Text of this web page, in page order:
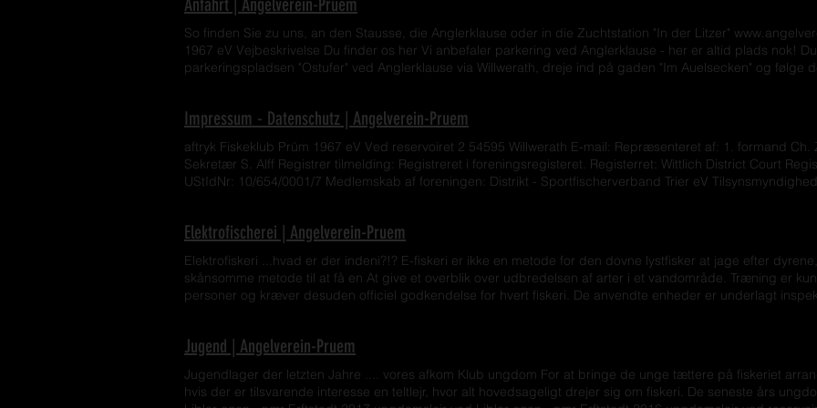
muligheder, som fiskeklubben Prüm 1967 eV tilbyder dig som lystfisker og naturelsker.
Anfahrt | Angelverein-Pruem
So finden Sie zu uns, an den Stausse, die Anglerklause oder in die Zuchtstation "In der Litzer"
1967 eV Vejbeskrivelse Du finder os her Vi anbefaler parkering ved Anglerklause - her er altid plads nok!
parkeringspladsen "Ostufer" ved Anglerklause via Willwerath, dreje ind på gaden "Im Auelsecken" og følge
Impressum - Datenschutz | Angelverein-Pruem
aftryk Fiskeklub Prüm 1967 eV Ved reservoiret 2 54595 Willwerath E-mail: Repræsenteret af: 1. formand Ch.
Sekretær S. Alff Registrer tilmelding: Registreret i foreningsregisteret. Registerret: Wittlich District Court
UStIdNr: 10/654/0001/7 Medlemskab af foreningen: Distrikt - Sportfischerverband Trier eV
overskrifter sektionen -SGD Nord - Ugentlig spejl - Trierisk ven af folket - Frejvandsanalyse Kilde: Imprint
databeskyttelseserklæring. Her finder du information om indsamling og brug af personoplysninger ved
overholder databeskyttelsesloven gældende i Tyskland. Du kan til enhver tid tilgå denne erklæring på vores
opmærksom på, at datatransmission over internettet (f.eks. ved kommunikation via e-mail) har
ønsket, medmindre vi har givet vores forudgående skriftlige samtykke, eller der allerede eksisterer en
alle personer, der er nævnt på denne hjemmeside, gør hermed indsigelse mod enhver kommerciel brug og
Personlig data Du kan besøge vores hjemmeside uden at give nogen personlige data. For så vidt der
adresse eller e-mailadresse) på vores hjemmeside, sker dette så vidt muligt på frivillig basis. Disse data
Elektrofischerei | Angelverein-Pruem
Elektrofiskeri ...hvad er der indeni?!? E-fiskeri er ikke en metode for den dovne lystfisker at jage efter
skånsomme metode til at få en At give et overblik over udbredelsen af arter i et vandområde. Træning er
personer og kræver desuden officiel godkendelse for hvert fiskeri. De anvendte enheder er underlagt
Men hvis du vil styre en vandmasse / e-fiskeri er det Det mest effektive middel til kontrol af bestanden -
videnskabelige undersøgelser og udflytning af Fiskeri kl Anlægsarbejde og fastlæggelse af omfanget af
aktionsområdet for et fangbart felt, har kortvarigt evnen til at sigte mod et mål Frataget svømmebevægelse
Jugend | Angelverein-Pruem
Jugendlager der letzten Jahre .... vores afkom Klub ungdom For at bringe de unge tættere på fiskeriet
hvis der er tilsvarende interesse en teltlejr, hvor alt hovedsageligt drejer sig om fiskeri. De seneste års